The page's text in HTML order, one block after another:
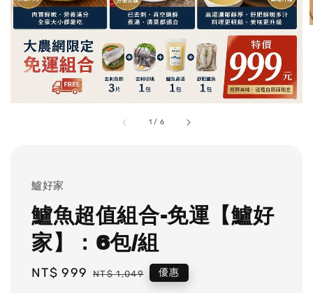
1 / 6
鱸好家
鱸魚超值組合-免運【鱸好
家】：6包/組
Sale
NT$ 999 Regular
NT$ 1,049 優惠